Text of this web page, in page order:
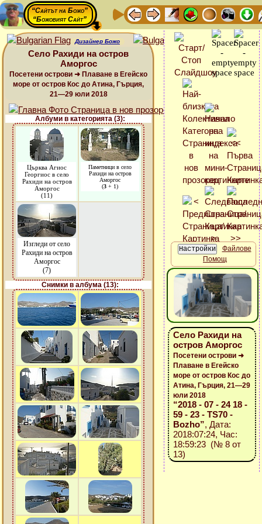
“Сайтът на Божо”
“Божовият Сайт”
Дизайнер Божо
Село Рахиди на остров
Аморгос
Посетени острови ➜ Плаване в Егейско
море от остров Кос до Атина, Гърция,
21—29 юли 2018
Албуми в категорията (3):
Църква Агиос
Георгиос в село
Рахиди на остров
Аморгос
(11)
Паметници в село
Рахиди на остров
Аморгос
(3 + 1)
Изгледи от село
Рахиди на остров
Аморгос
(7)
Снимки в албума (13):
Файлове
Помощ
Село Рахиди на
остров Аморгос
Посетени острови ➜
Плаване в Егейско
море от остров Кос до
Атина, Гърция, 21—29
юли 2018
“2018 - 07 - 24 18 -
59 - 23 - TS70 -
Bozho”, Дата:
2018:07:24, Час:
18:59:23 (№ 8 от
13)